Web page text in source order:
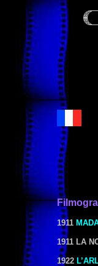
1911
1911 LA
1922